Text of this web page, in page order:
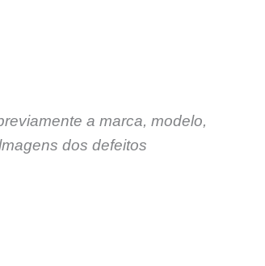
a marca, modelo,
dos defeitos